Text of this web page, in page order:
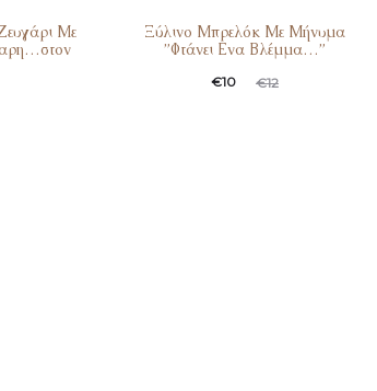
Με
Ξύλινο Μπρελόκ Με Μήνυμα
”Φτάνει Ενα Βλέμμα…”
€12
€10